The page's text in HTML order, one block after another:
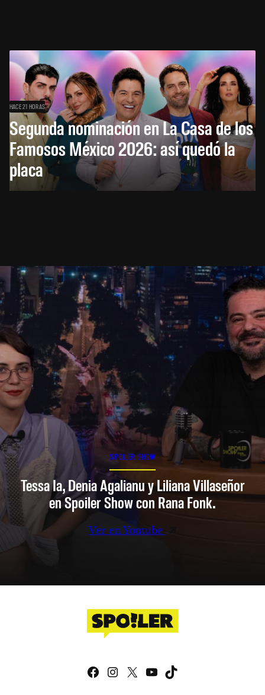
HACE 21 HORAS
Segunda nominación en La Casa de los
Famosos México 2026: así quedó la
placa
SPOILER SHOW
Tessa Ia, Denia Agalianu y Liliana Villaseñor
en Spoiler Show con Rana Fonk.
Ver en Youtube
Facebook
Instagram
X YouTube